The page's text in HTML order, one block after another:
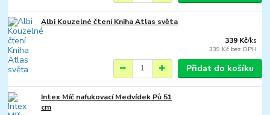
Albi Kouzelné čtení Kniha Atlas světa
339 Kč/ks
339 Kč bez DPH
Přidat do košíku
Intex Míč nafukovací Medvídek Pů 51
cm